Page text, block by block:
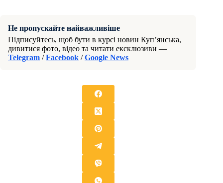
Не пропускайте найважливіше
Підписуйтесь, щоб бути в курсі новин Куп’янська,
дивитися фото, відео та читати ексклюзиви —
Telegram /Facebook /Google News